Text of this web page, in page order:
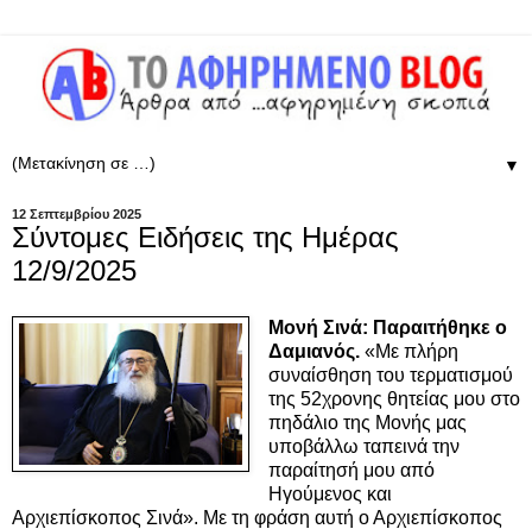
▼
12 Σεπτεμβρίου 2025
Σύντομες Ειδήσεις της Ημέρας
12/9/2025
Μονή Σινά: Παραιτήθηκε ο
Δαμιανός. «Με πλήρη
συναίσθηση του τερματισμού
της 52χρονης θητείας μου στο
πηδάλιο της Μονής μας
υποβάλλω ταπεινά την
παραίτησή μου από
Ηγούμενος και
Αρχιεπίσκοπος Σινά». Με τη φράση αυτή ο Αρχιεπίσκοπος